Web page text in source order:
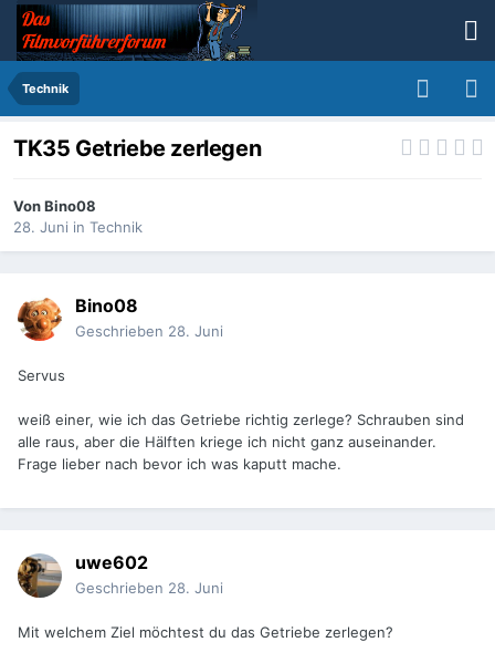
Technik
TK35 Getriebe zerlegen
VonBino08
28. Juni in Technik
Bino08
Geschrieben 28. Juni
Servus
weiß einer, wie ich das Getriebe richtig zerlege? Schrauben sind
alle raus, aber die Hälften kriege ich nicht ganz auseinander.
Frage lieber nach bevor ich was kaputt mache.
uwe602
Geschrieben 28. Juni
Mit welchem Ziel möchtest du das Getriebe zerlegen?